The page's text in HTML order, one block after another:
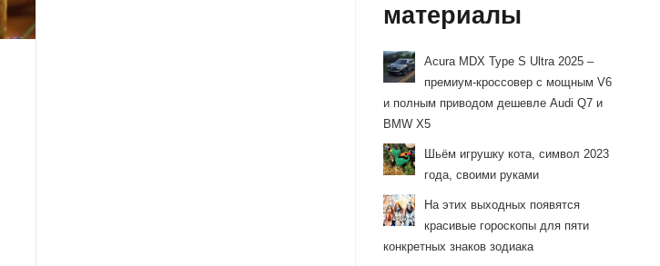
материалы
Acura MDX Type S Ultra 2025 –
премиум-кроссовер с мощным V6
и полным приводом дешевле Audi Q7 и
BMW X5
Шьём игрушку кота, символ 2023
года, своими руками
На этих выходных появятся
красивые гороскопы для пяти
конкретных знаков зодиака